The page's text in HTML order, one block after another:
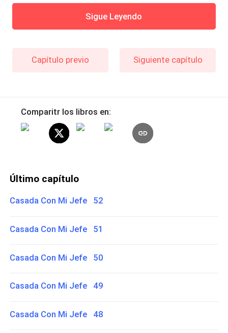
Sigue Leyendo
Capítulo previo Siguiente capítulo
Comparitr los libros en:
Último capítulo
Casada Con Mi Jefe 52
Casada Con Mi Jefe 51
Casada Con Mi Jefe 50
Casada Con Mi Jefe 49
Casada Con Mi Jefe 48